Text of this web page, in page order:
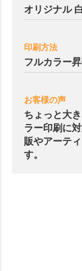
オリジナル
印刷方法
フルカラー
お客様の声
ちょっと大
ラー印刷に
販やアーテ
す。